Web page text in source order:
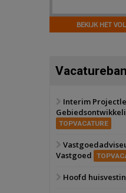
17 september 2026
6 oktober 2026
BEKIJK HET
Interim
TOPVACATURE
Vastgoed
Hoofd